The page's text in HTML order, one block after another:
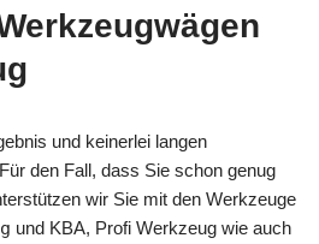
und keinerlei langen
den Fall, dass Sie schon genug
wir Sie mit den Werkzeuge
und KBA, Profi Werkzeug wie auch